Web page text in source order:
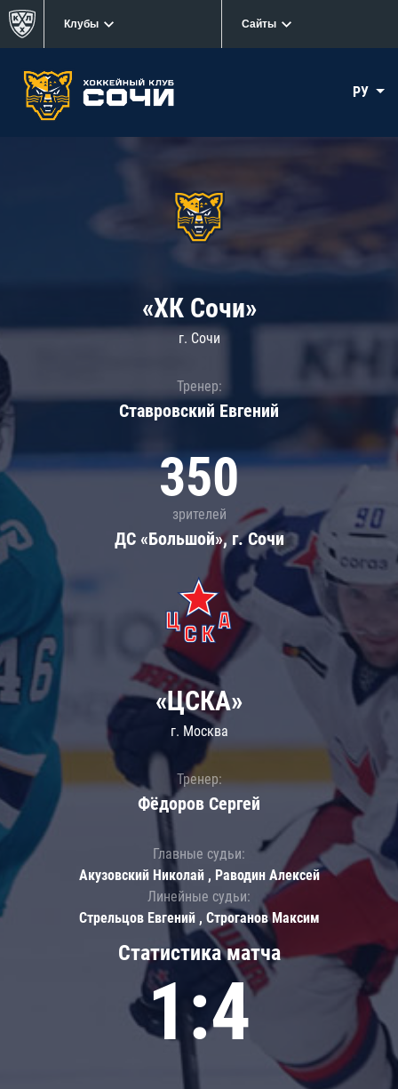
Клубы Сайты
РУ
«ХК Сочи»
г. Сочи
Тренер:
Ставровский Евгений
350
зрителей
ДС «Большой», г. Сочи
Статистика матча
1:4
«ЦСКА»
г. Москва
Тренер:
Фёдоров Сергей
Главные судьи:
Акузовский Николай , Раводин Алексей
Линейные судьи:
Стрельцов Евгений , Строганов Максим